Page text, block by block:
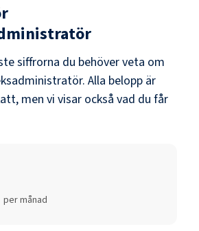
siffrorna du behöver veta om
. Alla belopp är
men vi visar också vad du får
per månad